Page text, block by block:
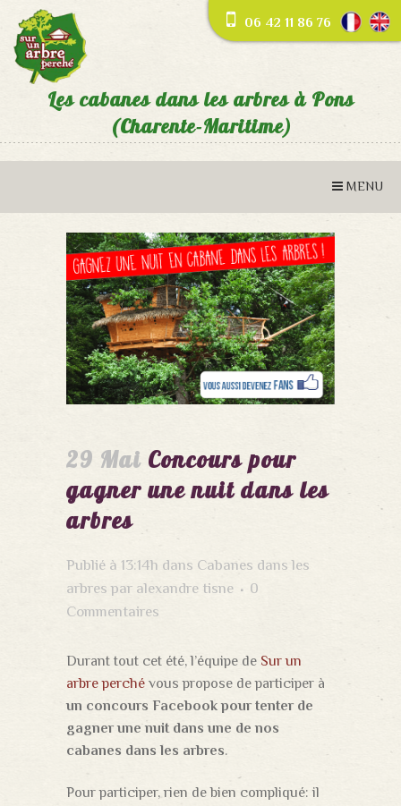
Les cabanes dans les arbres à Pons
(Charente-Maritime)
06 42 11 86 76
29 Mai Concours pour
gagner une nuit dans les
arbres
Publié à 13:14h dans Cabanes dans les
arbres par alexandre tisne
0
Commentaires
Durant tout cet été, l’équipe de Sur un
arbre perché vous propose de participer à
un concours Facebook pour tenter de
gagner une nuit dans une de nos
cabanes dans les arbres.
Pour participer, rien de bien compliqué: il